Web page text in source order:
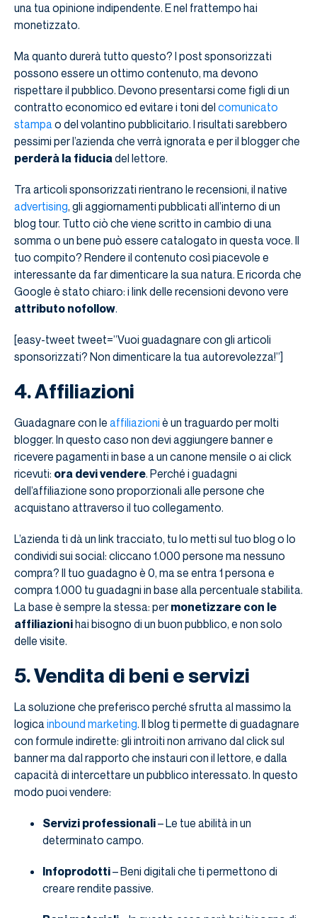
una tua opinione indipendente. E nel frattempo hai
monetizzato.
Ma quanto durerà tutto questo? I post sponsorizzati
possono essere un ottimo contenuto, ma devono
rispettare il pubblico. Devono presentarsi come figli di un
contratto economico ed evitare i toni del comunicato
stampa o del volantino pubblicitario. I risultati sarebbero
pessimi per l’azienda che verrà ignorata e per il blogger che
perderà la fiducia del lettore.
Tra articoli sponsorizzati rientrano le recensioni, il native
advertising, gli aggiornamenti pubblicati all’interno di un
blog tour. Tutto ciò che viene scritto in cambio di una
somma o un bene può essere catalogato in questa voce. Il
tuo compito? Rendere il contenuto così piacevole e
interessante da far dimenticare la sua natura. E ricorda che
Google è stato chiaro: i link delle recensioni devono vere
attributo nofollow.
[easy-tweet tweet=”Vuoi guadagnare con gli articoli
sponsorizzati? Non dimenticare la tua autorevolezza!”]
4. Affiliazioni
Guadagnare con le affiliazioni è un traguardo per molti
blogger. In questo caso non devi aggiungere banner e
ricevere pagamenti in base a un canone mensile o ai click
ricevuti: ora devi vendere. Perché i guadagni
dell’affiliazione sono proporzionali alle persone che
acquistano attraverso il tuo collegamento.
L’azienda ti dà un link tracciato, tu lo metti sul tuo blog o lo
condividi sui social: cliccano 1.000 persone ma nessuno
compra? Il tuo guadagno è 0, ma se entra 1 persona e
compra 1.000 tu guadagni in base alla percentuale stabilita.
La base è sempre la stessa: permonetizzare con le
affiliazionihai bisogno di un buon pubblico, e non solo
delle visite.
5. Vendita di beni e servizi
La soluzione che preferisco perché sfrutta al massimo la
logica inbound marketing. Il blog ti permette di guadagnare
con formule indirette: gli introiti non arrivano dal click sul
banner ma dal rapporto che instauri con il lettore, e dalla
capacità di intercettare un pubblico interessato. In questo
modo puoi vendere:
Servizi professionali– Le tue abilità in un
determinato campo.
Infoprodotti– Beni digitali che ti permettono di
creare rendite passive.